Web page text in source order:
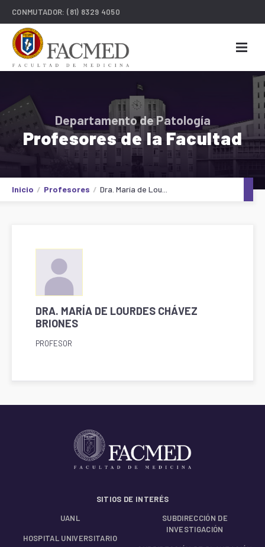
CONMUTADOR:(81) 8329 4050
Departamento de Patología
Profesores de la Facultad
Inicio Profesores Dra. María de Lou...
DRA. MARÍA DE LOURDES CHÁVEZ
BRIONES
PROFESOR
SITIOS DE INTERÉS
UANL
HOSPITAL UNIVERSITARIO
SUBDIRECCIÓN DE
INVESTIGACIÓN